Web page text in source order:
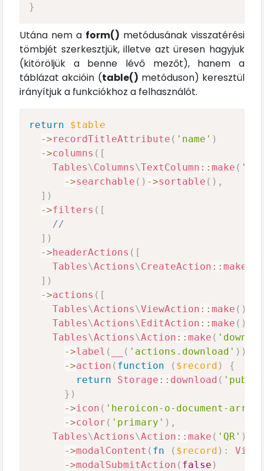
}
Utána nem a form() metódusának visszatérési
tömbjét szerkesztjük, illetve azt üresen hagyjuk
(kitöröljük a benne lévő mezőt), hanem a
táblázat akcióin (table() metóduson) keresztül
irányítjuk a funkciókhoz a felhasználót.
return
$table
->recordTitleAttribute ( 'name' )
->columns ( [
Tables\Columns\TextColumn :: make (
->searchable ( ) ->sortable ( ) ,
] )
->filters ( [
//
] )
->headerActions ( [
Tables\Actions\CreateAction :: make
] )
->actions ( [
Tables\Actions\ViewAction :: make ( )
Tables\Actions\EditAction :: make ( )
Tables\Actions\Action :: make (
->label ( ( 'actions.download' ) )
->action ( function ( $record )
{
return
Storage :: download (
} )
->icon ( 'heroicon-o-document-
->color ( 'primary' ) ,
Tables\Actions\Action :: make ( 'QR' )
->modalContent ( fn ( $record ) :
View
->modalSubmitAction ( false )